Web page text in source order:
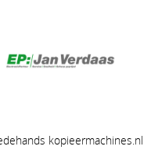
kopieermachines.nl